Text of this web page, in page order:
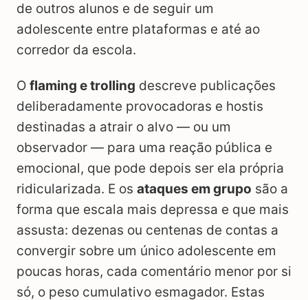
de outros alunos e de seguir um
adolescente entre plataformas e até ao
corredor da escola.
O flaming e trolling descreve publicações
deliberadamente provocadoras e hostis
destinadas a atrair o alvo — ou um
observador — para uma reação pública e
emocional, que pode depois ser ela própria
ridicularizada. E os ataques em grupo são a
forma que escala mais depressa e que mais
assusta: dezenas ou centenas de contas a
convergir sobre um único adolescente em
poucas horas, cada comentário menor por si
só, o peso cumulativo esmagador. Estas